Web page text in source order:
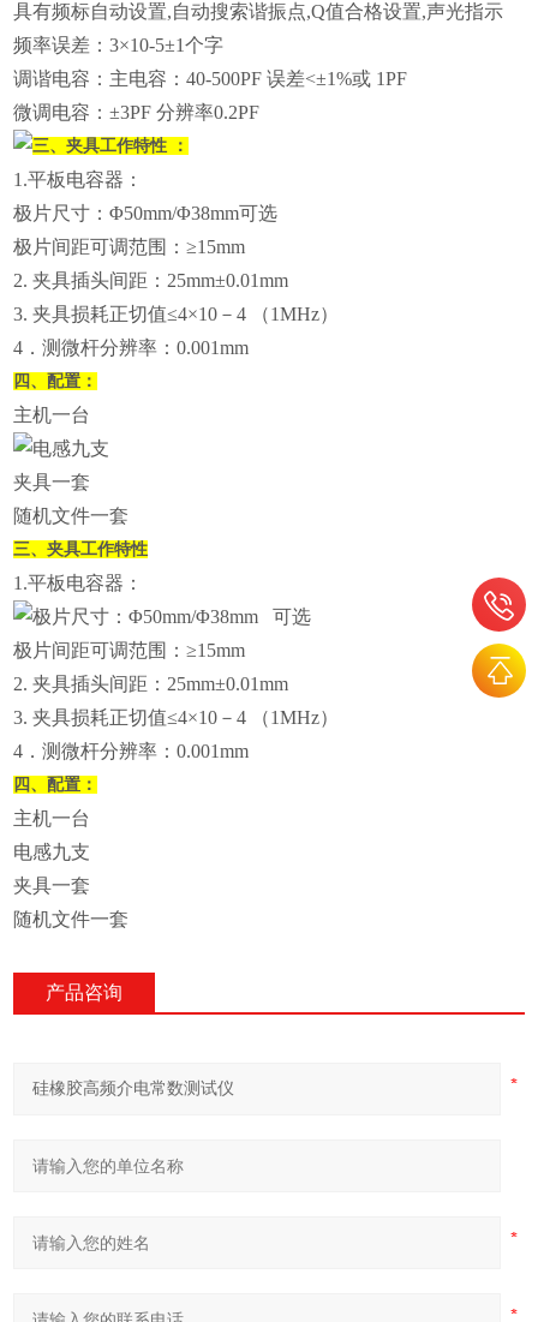
具有频标自动设置,自动搜索谐振点,Q值合格设置,声光指示
频率误差：3×10-5±1个字
调谐电容：主电容：40-500PF 误差<±1%或 1PF
微调电容：±3PF 分辨率0.2PF
三、夹具工作特性 ：
1.平板电容器：
极片尺寸：Φ50mm/Φ38mm可选
极片间距可调范围：≥15mm
2. 夹具插头间距：25mm±0.01mm
3. 夹具损耗正切值≤4×10－4 （1MHz）
4．测微杆分辨率：0.001mm
四、配置：
主机一台
电感九支
夹具一套
随机文件一套
三、夹具工作特性
1.平板电容器：
极片尺寸：Φ50mm/Φ38mm 可选
极片间距可调范围：≥15mm
2. 夹具插头间距：25mm±0.01mm
3. 夹具损耗正切值≤4×10－4 （1MHz）
4．测微杆分辨率：0.001mm
四、配置：
主机一台
电感九支
夹具一套
随机文件一套
产品咨询